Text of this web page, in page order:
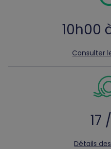
10h00
Consulter
17
Détails